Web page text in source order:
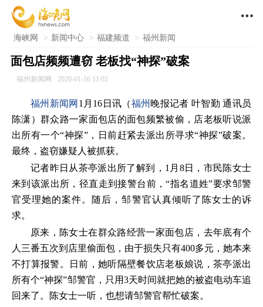

海峡网 > 新闻中心 > 福建频道 > 福州新闻
面包店频频遭窃 老板找“神探”破案
福州新闻网 2020-01-16 11:02
福州新闻网 1月16日讯（福州 晚报记者 叶智勤 通讯员
陈潇）群众路一家面包店的面包频繁被偷，店老板听说派
出所有一个“神探”，日前赶紧去派出所寻求“神探”破案。
最终，盗窃嫌疑人被抓获。
记者昨日从茶亭派出所了解到，1月8日，市民陈女士
来到该派出所，径直走到接警台前，“指名道姓”要求邹警
官受理她的案件。随后，邹警官认真倾听了陈女士的诉
求。
原来，陈女士在群众路经营一家面包店，去年底有个
人三番五次到店里偷面包，由于损失只有400多元，她本来
不打算报警。日前，她听隔壁餐饮店老板娘说，茶亭派出
所有个“神探”邹警官，只用3天时间就把她的被盗电动车追
回来了。陈女士一听，也想请邹警官帮忙破案。